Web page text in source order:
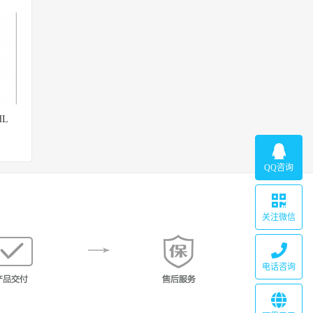
QQ咨询
关注微信
电话咨询